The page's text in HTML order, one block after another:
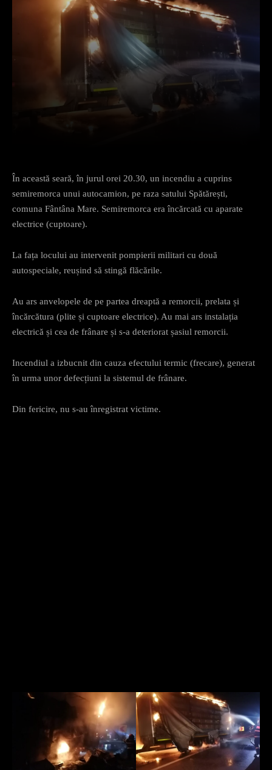
În această seară, în jurul orei 20.30, un incendiu a cuprins
semiremorca unui autocamion, pe raza satului Spătărești,
comuna Fântâna Mare. Semiremorca era încărcată cu aparate
electrice (cuptoare).
La fața locului au intervenit pompierii militari cu două
autospeciale, reușind să stingă flăcările.
Au ars anvelopele de pe partea dreaptă a remorcii, prelata și
încărcătura (plite și cuptoare electrice). Au mai ars instalația
electrică și cea de frânare și s-a deteriorat șasiul remorcii.
Incendiul a izbucnit din cauza efectului termic (frecare), generat
în urma unor defecțiuni la sistemul de frânare.
Din fericire, nu s-au înregistrat victime.